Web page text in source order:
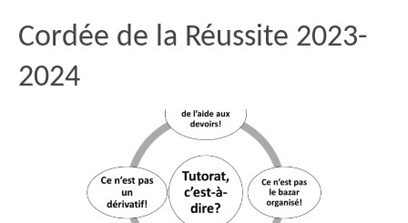
Cordée de la Réussite 2023-
2024